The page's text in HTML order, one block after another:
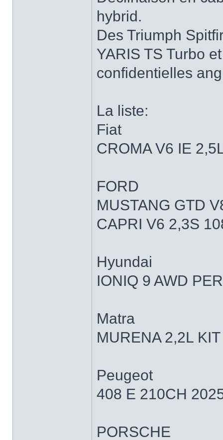
hybrid.
Des Triumph
YARIS TS Turbo
confidentielles
La liste:
Fiat
CROMA V6 IE
FORD
MUSTANG GTD
CAPRI V6 2,3S
Hyundai
IONIQ 9 AWD
Matra
MURENA 2,2L
Peugeot
408 E 210CH
PORSCHE